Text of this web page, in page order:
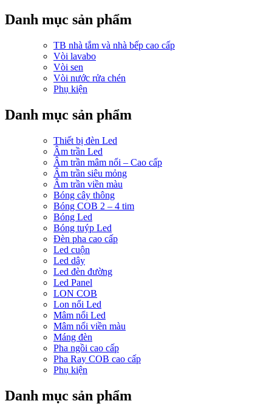
Danh mục sản phẩm
TB nhà tắm và nhà bếp cao cấp
Vòi lavabo
Vòi sen
Vòi nước rửa chén
Phụ kiện
Danh mục sản phẩm
Thiết bị đèn Led
Âm trần Led
Âm trần mâm nổi – Cao cấp
Âm trần siêu mỏng
Âm trần viền màu
Bóng cây thông
Bóng COB 2 – 4 tim
Bóng Led
Bóng tuýp Led
Đèn pha cao cấp
Led cuộn
Led dây
Led đèn đường
Led Panel
LON COB
Lon nổi Led
Mâm nổi Led
Mâm nổi viền màu
Máng đèn
Pha ngồi cao cấp
Pha Ray COB cao cấp
Phụ kiện
Danh mục sản phẩm